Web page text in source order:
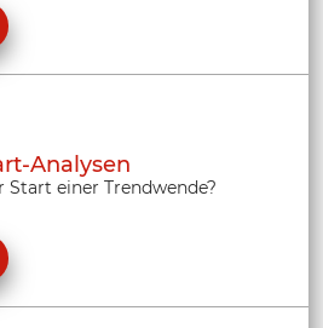
Analysen
Start einer Trendwende?